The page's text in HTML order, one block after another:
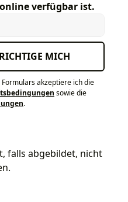
verfügbar ist.
MICH
akzeptiere ich die
sowie die
.
falls abgebildet, nicht